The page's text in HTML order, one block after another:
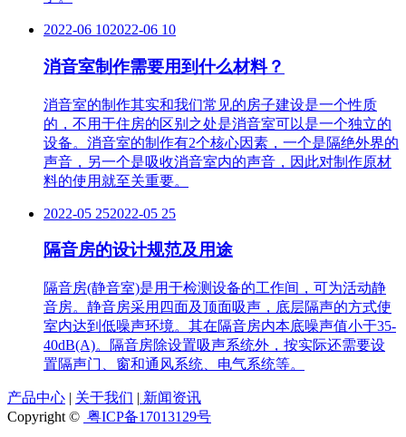
2022-06 102022-06 10
消音室制作需要用到什么材料？
消音室的制作其实和我们常见的房子建设是一个性质
的，不用于住房的区别之处是消音室可以是一个独立的
设备。消音室的制作有2个核心因素，一个是隔绝外界的
声音，另一个是吸收消音室内的声音，因此对制作原材
料的使用就至关重要。
2022-05 252022-05 25
隔音房的设计规范及用途
隔音房(静音室)是用于检测设备的工作间，可为活动静
音房。静音房采用四面及顶面吸声，底层隔声的方式使
室内达到低噪声环境。其在隔音房内本底噪声值小于35-
40dB(A)。隔音房除设置吸声系统外，按实际还需要设
置隔声门、窗和通风系统、电气系统等。
产品中心 | 关于我们 | 新闻资讯
Copyright © 粤ICP备17013129号